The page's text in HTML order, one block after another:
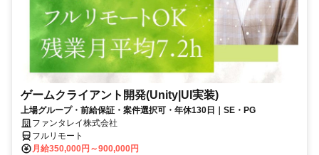
ゲームクライアント開発(Unity|UI実装)
上場グループ・前給保証・案件選択可・年休130日｜SE・PG
ファンタレイ株式会社
フルリモート
月給350,000円～900,000円